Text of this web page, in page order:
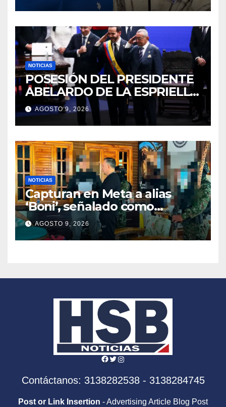
NOTICIAS
POSESIÓN DEL PRESIDENTE
ABELARDO DE LA ESPRIELLA
2026 – 2030
AGOSTO 9, 2026
NOTICIAS
Capturan en Meta a alias
‘Boni’, señalado como
segundo cabecilla de los
Comandos de Frontera
AGOSTO 9, 2026
Facebook
Twitter
Instagram
Contáctanos: 3138282538 - 3138284745
Post or Link Insertion - Advertising Article Blog Post